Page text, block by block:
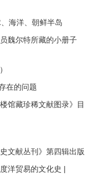
海洋、朝鲜半岛
魏尔特所藏的小册子
在的问题
馆藏珍稀文献图录》目
文献丛刊》第四辑出版
洋贸易的文化史 |